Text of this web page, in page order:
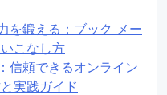
を鍛える：ブック メー
こなし方
信頼できるオンライン
実践ガイド